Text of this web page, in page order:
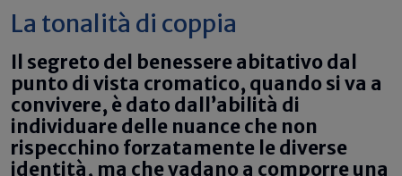
La tonalità di coppia
Il segreto del benessere abitativo dal
punto di vista cromatico, quando si va a
convivere, è dato dall’abilità di
individuare delle nuance che non
rispecchino forzatamente le diverse
identità, ma che vadano a comporre una